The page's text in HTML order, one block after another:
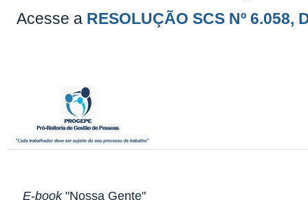
Acesse a RESOLUÇÃO SCS Nº 6.058,
E-book"Nossa Gente"